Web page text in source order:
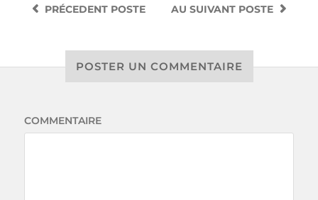
AU SUIVANT POSTE
PRÉCEDENTPOSTE
POSTER UN COMMENTAIRE
COMMENTAIRE